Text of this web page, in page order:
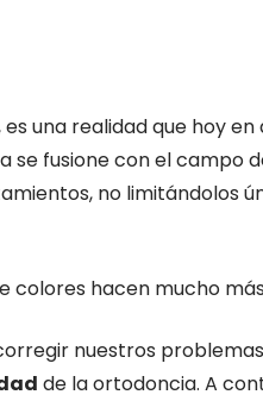
es una realidad que hoy
se fusione con el campo
no limitándolos
colores hacen mucho
nuestros
de la ortodoncia. A